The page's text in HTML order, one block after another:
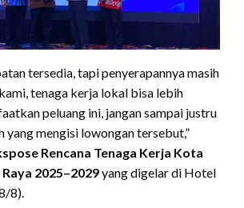
tersedia, tapi penyerapannya masih
tenaga kerja lokal bisa lebih
peluang ini, jangan sampai justru
yang mengisi lowongan tersebut,”
Rencana Tenaga Kerja Kota
2025–2029yang digelar di Hotel
8).